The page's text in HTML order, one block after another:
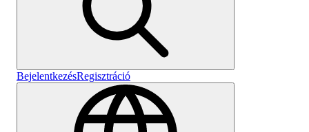
BejelentkezésRegisztráció